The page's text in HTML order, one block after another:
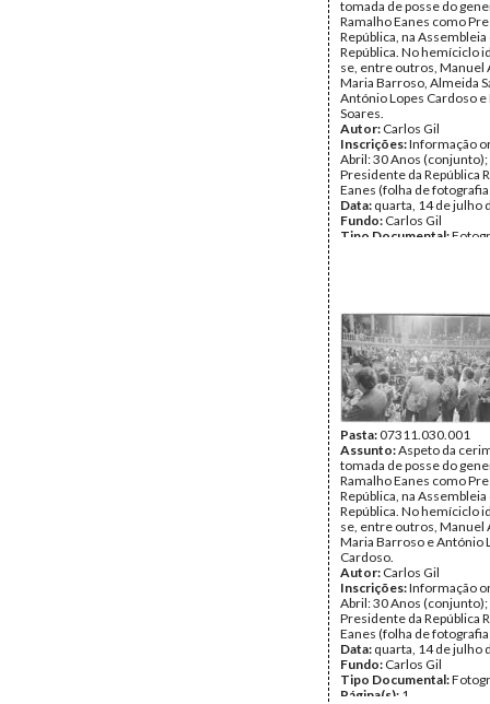
tomada de posse do
Ramalho Eanes como
República, na Assembleia
República. No hemíciclo
se, entre outros, Manuel
Maria Barroso, Almeida
António Lopes Cardoso
Soares.
Autor: Carlos Gil
Inscrições:Informação
Abril: 30 Anos (conjunto);
Presidente da República
Eanes (folha de
Data: quarta, 14 de julho
Fundo: Carlos Gil
Tipo Documental:
Pasta:07311.030.001
Assunto:Aspeto da
tomada de posse do
Ramalho Eanes como
República, na Assembleia
República. No hemíciclo
se, entre outros, Manuel
Maria Barroso e António
Cardoso.
Autor: Carlos Gil
Inscrições:Informação
Abril: 30 Anos (conjunto);
Presidente da República
Eanes (folha de
Data: quarta, 14 de julho
Fundo: Carlos Gil
Tipo Documental:
Página(s): 1